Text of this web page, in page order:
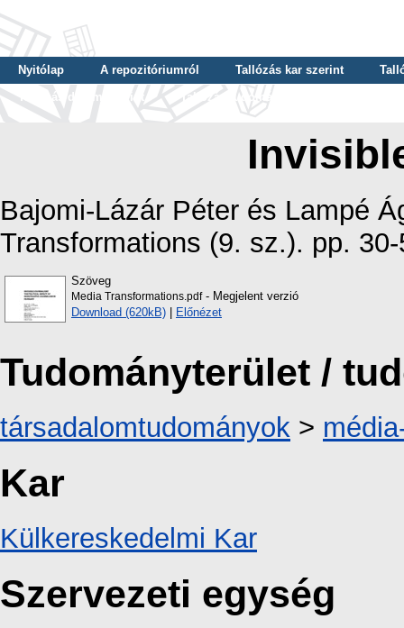
Nyitólap A repozitóriumról Tallózás kar szerint
Tallózás dátum szerint
Tallózás tudományterület szerint
Bajomi-Lázár Péter és Lampé
Transformations (9. sz.). pp.
Szöveg
Media Transformations.pdf- Megjelent verzió
Download (620kB) | Előnézet
Tudományterület /
társadalomtudományok >
Kar
Külkereskedelmi Kar
Szervezeti egység